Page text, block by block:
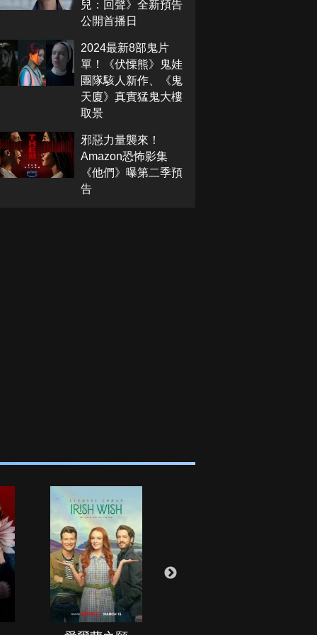
兒：回聲》全新預告
公開首播日
2024最新8部鬼片
單！《伏慄熊》鬼娃
團隊駭人新作、《鬼
天廈》真實猛鬼大樓
取景
邪惡力量襲來！
Amazon恐怖影集
《他們》曝第二季預
告